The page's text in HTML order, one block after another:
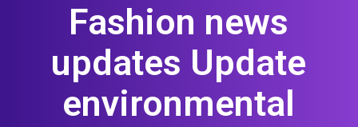
Fashion news
updates Update
environmental